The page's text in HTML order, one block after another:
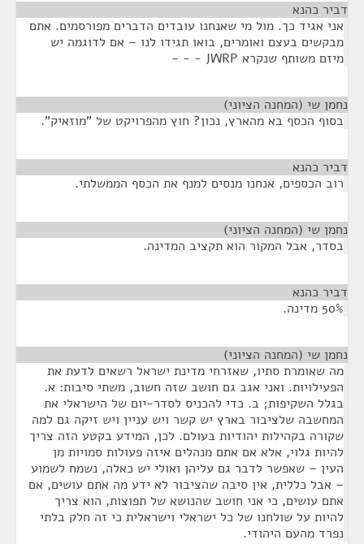
דביר כהנא
אני אגיד כך. מול מי שאנחנו עובדים הדברים מפורסמים. אתם
מבקשים בעצם ואומרים, בואו תגידו לנו – אם לדוגמה יש
מיזם משותף שנקרא JWRP - - -
נחמן שי (המחנה הציוני)
בסוף הכסף בא מהארץ, נכון? חוץ מהפרויקט של "מוזאיק".
דביר כהנא
רוב הכספים, אנחנו מנסים למנף את הכסף הממשלתי.
נחמן שי (המחנה הציוני)
בסדר, אבל המקור הוא תקציב המדינה.
דביר כהנא
50% מדינה.
נחמן שי (המחנה הציוני)
מה שאומרת סתיו, שאזרחי מדינת ישראל רשאים לדעת את
הפעילויות. ואני אגב גם חושב שזה חשוב, משתי סיבות: א.
בגלל השקיפות; ב. כדי להכניס לסדר-יום של הישראלי את
המחשבה שלציבור בארץ יש קשר ויש עניין ויש זיקה גם למה
שקורה בקהילות יהודיות בעולם. לכן, המידע בקטע הזה צריך
להיות גלוי, אלא אם אתם מנהלים איזה פעולות סמויות מן
העין – שאפשר לדבר גם עליהן ואולי יש כאלה, נשמח לשמוע
– אבל כללית, אין סיבה שהציבור לא ידע מה אתם עושים, אם
אתם עושים, כי אני חושב שהנושא של תפוצות, הוא צריך
להיות על שולחנו של כל ישראלי וישראלית כי זה חלק בלתי
נפרד מהעם היהודי.